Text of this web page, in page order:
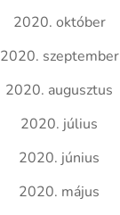
2020. október
2020. szeptember
2020. augusztus
2020. július
2020. június
2020. május